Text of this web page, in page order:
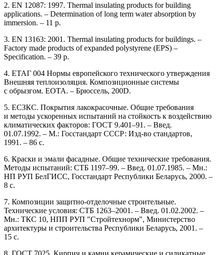
2. EN 12087: 1997. Thermal insulating products for building
applications. – Determination of long term water absorption by
immersion. – 11 p.
3. EN 13163: 2001. Thermal insulating products for buildings. –
Factory made products of expanded polystyrene (EPS) –
Specification. – 39 p.
4. ЕТАГ 004 Нормы европейского технического утверждения
Внешняя теплоизоляция. Композиционные системы
с обрызгом. ЕОТА. – Брюссель, 200D.
5. ЕСЗКС. Покрытия лакокрасочные. Общие требования
и методы ускоренных испытаний на стойкость к воздействию
климатических факторов: ГОСТ 9.401–91. – Введ.
01.07.1992. – М.: Госстандарт СССР: Изд-во стандартов,
1991. – 86 с.
6. Краски и эмали фасадные. Общие технические требования.
Методы испытаний: СТБ 1197–99. – Введ. 01.07.1985. – Мн.:
НП РУП БелГИСС, Госстандарт Республики Беларусь, 2000. –
8 с.
7. Композиции защитно-отделочные строительные.
Технические условия: СТБ 1263–2001. – Введ. 01.02.2002. –
Мн.: ТКС 10, НПП РУП "Стройтехнорм", Министерство
архитектуры и строительства Республики Беларусь, 2001. –
15 с.
8. ГОСТ 7025. Кирпич и камни керамические и силикатные.